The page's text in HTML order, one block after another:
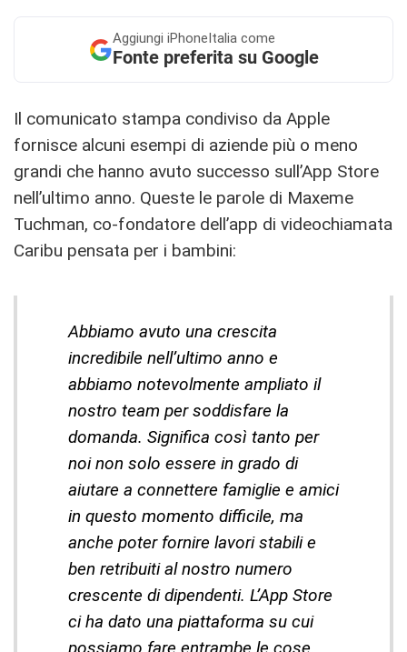
Aggiungi iPhoneItalia come
Fonte preferita su Google
Il comunicato stampa condiviso da Apple
fornisce alcuni esempi di aziende più o meno
grandi che hanno avuto successo sull’App Store
nell’ultimo anno. Queste le parole di Maxeme
Tuchman, co-fondatore dell’app di videochiamata
Caribu pensata per i bambini:
Abbiamo avuto una crescita
incredibile nell’ultimo anno e
abbiamo notevolmente ampliato il
nostro team per soddisfare la
domanda. Significa così tanto per
noi non solo essere in grado di
aiutare a connettere famiglie e amici
in questo momento difficile, ma
anche poter fornire lavori stabili e
ben retribuiti al nostro numero
crescente di dipendenti. L’App Store
ci ha dato una piattaforma su cui